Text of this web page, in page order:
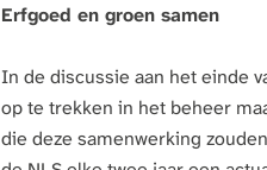
Erfgoed en groen samen
In de discussie aan het einde
op te trekken in het beheer
die deze samenwerking